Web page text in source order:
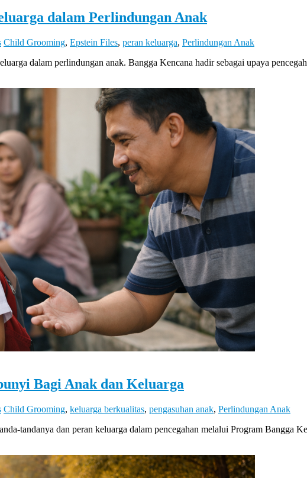
dalam Perlindungan Anak
Child Grooming, Epstein Files, peran keluarga, Perlindungan Anak
dalam perlindungan anak. Bangga Kencana hadir sebagai upaya
Bagi Anak dan Keluarga
Child Grooming, keluarga berkualitas, pengasuhan anak, Perlindungan Anak
tandanya dan peran keluarga dalam pencegahan melalui Program Bangga